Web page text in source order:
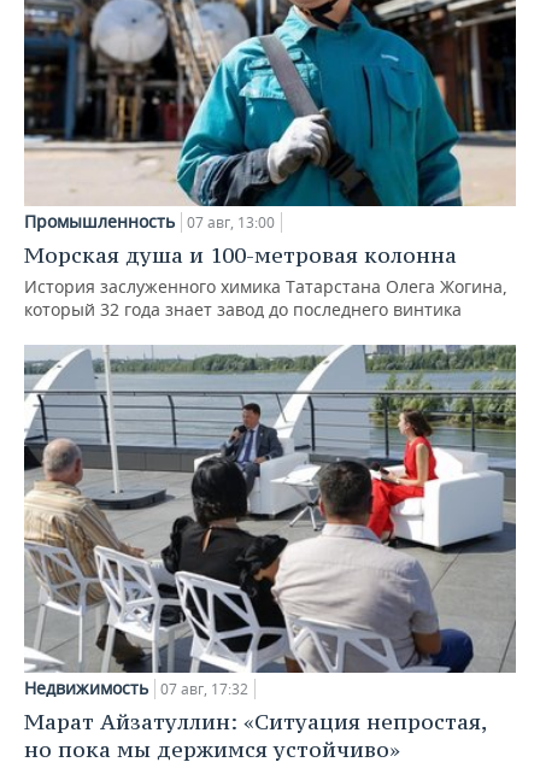
Промышленность 07 авг, 13:00
Морская душа и 100-метровая колонна
История заслуженного химика Татарстана Олега Жогина,
который 32 года знает завод до последнего винтика
Недвижимость 07 авг, 17:32
Марат Айзатуллин: «Ситуация непростая,
но пока мы держимся устойчиво»